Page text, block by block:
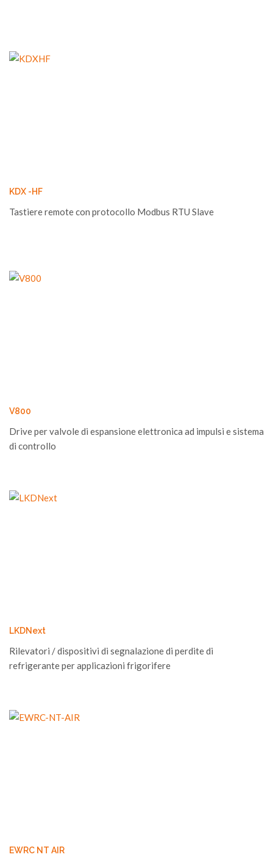
KDX -HF
Tastiere remote con protocollo Modbus RTU Slave
V800
Drive per valvole di espansione elettronica ad impulsi e sistema
di controllo
LKDNext
Rilevatori / dispositivi di segnalazione di perdite di
refrigerante per applicazioni frigorifere
EWRC NT AIR